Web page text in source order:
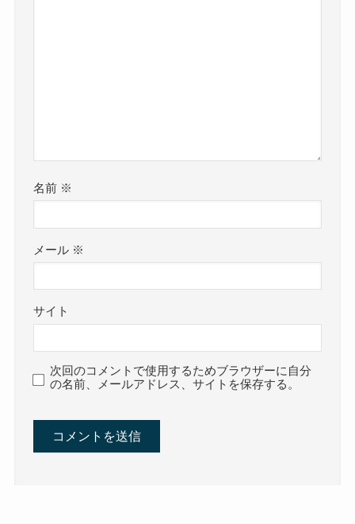
名前 ※
メール ※
サイト
次回のコメントで使用するためブラウザーに自分
の名前、メールアドレス、サイトを保存する。